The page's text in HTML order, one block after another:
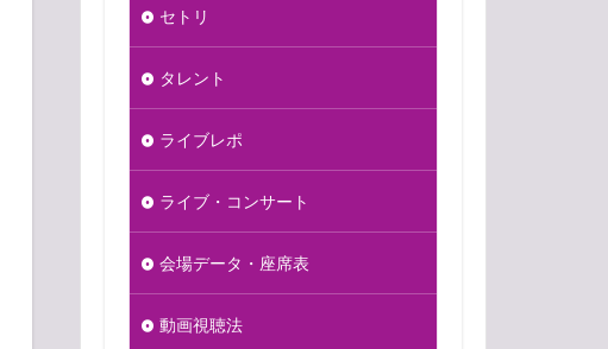
セトリ
タレント
ライブレポ
ライブ・コンサート
会場データ・座席表
動画視聴法